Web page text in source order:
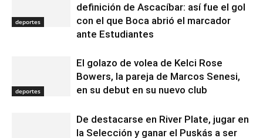
deportes
definición de Ascacíbar: así fue el gol
con el que Boca abrió el marcador
ante Estudiantes
deportes
El golazo de volea de Kelci Rose
Bowers, la pareja de Marcos Senesi,
en su debut en su nuevo club
De destacarse en River Plate, jugar en
la Selección y ganar el Puskás a ser